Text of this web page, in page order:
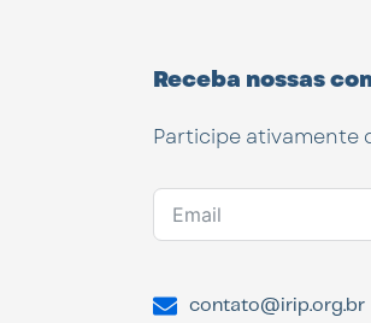
Receba nossas
Participe ativamente
contato@irip.org.br